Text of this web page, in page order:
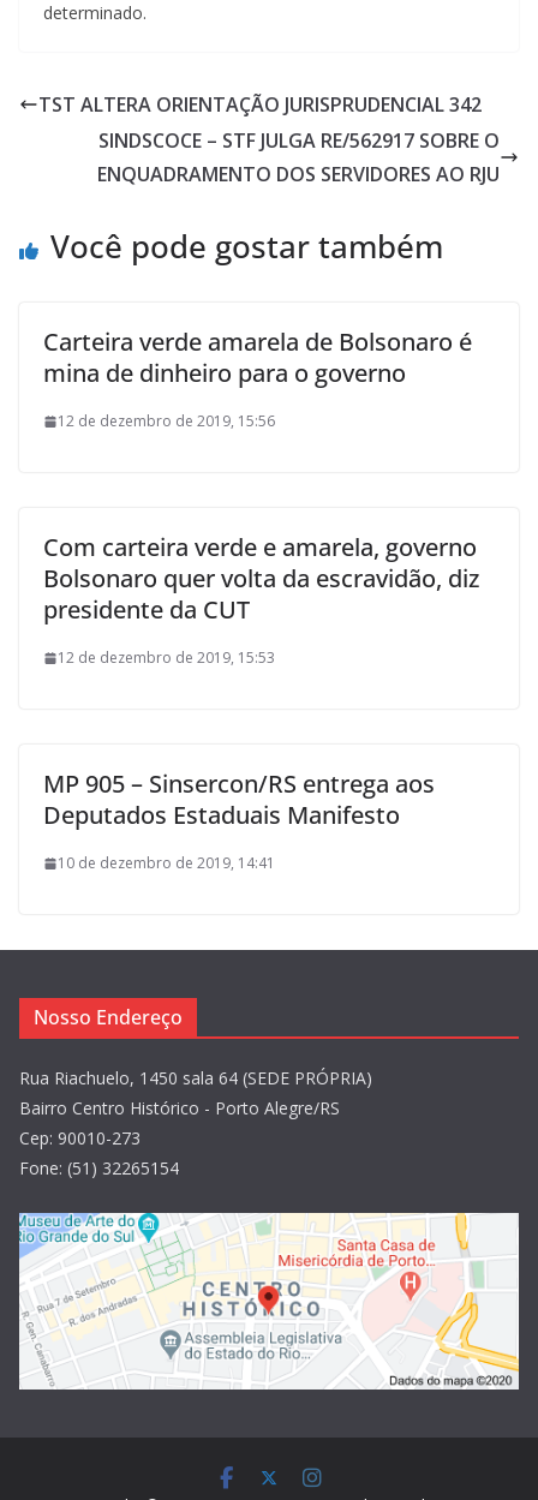
determinado.
TST ALTERA ORIENTAÇÃO JURISPRUDENCIAL 342
SINDSCOCE – STF JULGA RE/562917 SOBRE O
ENQUADRAMENTO DOS SERVIDORES AO RJU
Você pode gostar também
Carteira verde amarela de Bolsonaro é
mina de dinheiro para o governo
12 de dezembro de 2019, 15:56
Com carteira verde e amarela, governo
Bolsonaro quer volta da escravidão, diz
presidente da CUT
12 de dezembro de 2019, 15:53
MP 905 – Sinsercon/RS entrega aos
Deputados Estaduais Manifesto
10 de dezembro de 2019, 14:41
Nosso Endereço
Rua Riachuelo, 1450 sala 64 (SEDE PRÓPRIA)
Bairro Centro Histórico - Porto Alegre/RS
Cep: 90010-273
Fone: (51) 32265154